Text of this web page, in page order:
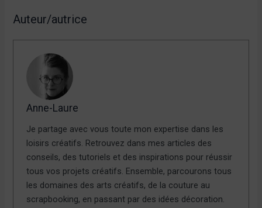
Auteur/autrice
Anne-Laure
Je partage avec vous toute mon expertise dans les
loisirs créatifs. Retrouvez dans mes articles des
conseils, des tutoriels et des inspirations pour réussir
tous vos projets créatifs. Ensemble, parcourons tous
les domaines des arts créatifs, de la couture au
scrapbooking, en passant par des idées décoration.